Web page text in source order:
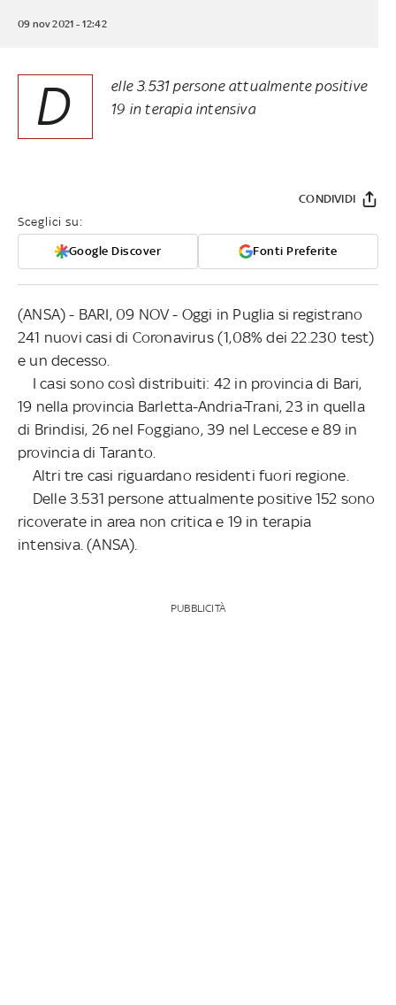
09 nov 2021 - 12:42
D
elle 3.531 persone attualmente positive
19 in terapia intensiva
Sceglici su:
Google Discover Fonti Preferite
CONDIVIDI
(ANSA) - BARI, 09 NOV - Oggi in Puglia si registrano
241 nuovi casi di Coronavirus (1,08% dei 22.230 test)
e un decesso.
I casi sono così distribuiti: 42 in provincia di Bari,
19 nella provincia Barletta-Andria-Trani, 23 in quella
di Brindisi, 26 nel Foggiano, 39 nel Leccese e 89 in
provincia di Taranto.
Altri tre casi riguardano residenti fuori regione.
Delle 3.531 persone attualmente positive 152 sono
ricoverate in area non critica e 19 in terapia
intensiva. (ANSA).
PUBBLICITÀ